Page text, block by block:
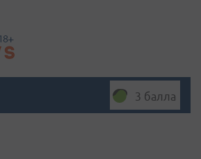
3 балла